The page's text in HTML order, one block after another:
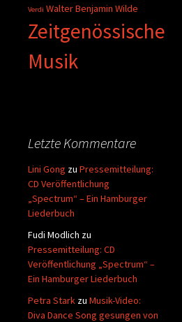
Verdi Walter Benjamin Wilde
Zeitgenössische
Musik
Letzte Kommentare
Lini Gong zu Pressemitteilung:
CD Veröffentlichung
„Spectrum“ – Ein Hamburger
Liederbuch
Fudi Modlich zu
Pressemitteilung: CD
Veröffentlichung „Spectrum“ –
Ein Hamburger Liederbuch
Petra Stark zu Musik-Video:
Diva Dance Song gesungen von